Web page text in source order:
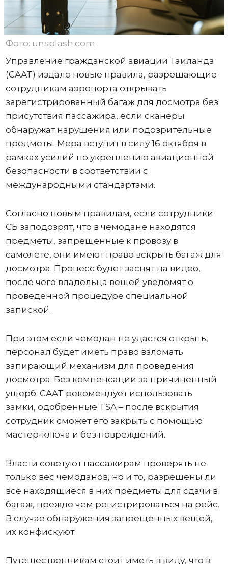
Фото: unsplash.com
Управление гражданской авиации Таиланда
(CAAT) издало новые правила, разрешающие
сотрудникам аэропорта открывать
зарегистрированный багаж для досмотра без
присутствия пассажира, если сканеры
обнаружат нарушения или подозрительные
предметы. Мера вступит в силу 16 октября в
рамках усилий по укреплению авиационной
безопасности в соответствии с
международными стандартами.
Согласно новым правилам, если сотрудники
СБ заподозрят, что в чемодане ​​находятся
предметы, запрещенные к провозу в
самолете, они имеют право вскрыть багаж для
досмотра. Процесс будет заснят на видео,
после чего владельца вещей уведомят о
проведенной процедуре специальной
запиской.
При этом если чемодан не удастся открыть,
персонал будет иметь право взломать
запирающий механизм для проведения
досмотра. Без компенсации за причиненный
ущерб. CAAT рекомендует использовать
замки, одобренные TSA – после вскрытия
сотрудник сможет его закрыть с помощью
мастер-ключа и без повреждений.
Власти советуют пассажирам проверять не
только вес чемоданов, но и то, разрешены ли
все находящиеся в них предметы для сдачи в
багаж, прежде чем регистрироваться на рейс.
В случае обнаружения запрещенных вещей,
их конфискуют.
Путешественникам стоит иметь в виду, что в